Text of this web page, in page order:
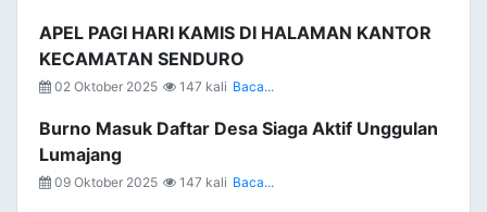
APEL PAGI HARI KAMIS DI HALAMAN KANTOR
KECAMATAN SENDURO
02 Oktober 2025 147 kali Baca...
Burno Masuk Daftar Desa Siaga Aktif Unggulan
Lumajang
09 Oktober 2025 147 kali Baca...